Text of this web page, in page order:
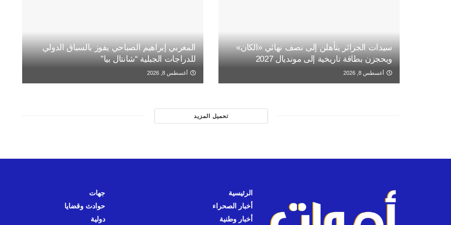
سيدات الجزائر يتأهلن إلى نصف نهائي «الكان»
ويحجزن بطاقة تاريخية إلى مونديال 2027
أغسطس 8, 2026
المغربي إبراهيم الصباحي يفوز بالسباق الدولي
للدراجات الجبلية “شانتال بيا”
أغسطس 8, 2026
تحميل المزيد
الرئيسية
أخبار الصحراء
أخبار وطنية
جهات
حوادث وقضايا
دولية